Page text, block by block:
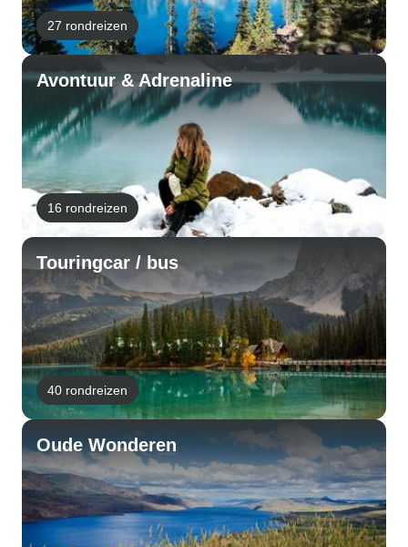
27 rondreizen
Avontuur & Adrenaline
16 rondreizen
Touringcar / bus
40 rondreizen
Oude Wonderen